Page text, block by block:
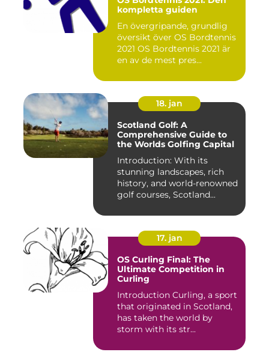
kompletta guiden
En övergripande, grundlig
översikt över OS Bordtennis
2021 OS Bordtennis 2021 är
en av de mest pres...
18. jan
Scotland Golf: A
Comprehensive Guide to
the Worlds Golfing Capital
Introduction: With its
stunning landscapes, rich
history, and world-renowned
golf courses, Scotland...
17. jan
OS Curling Final: The
Ultimate Competition in
Curling
Introduction Curling, a sport
that originated in Scotland,
has taken the world by
storm with its str...